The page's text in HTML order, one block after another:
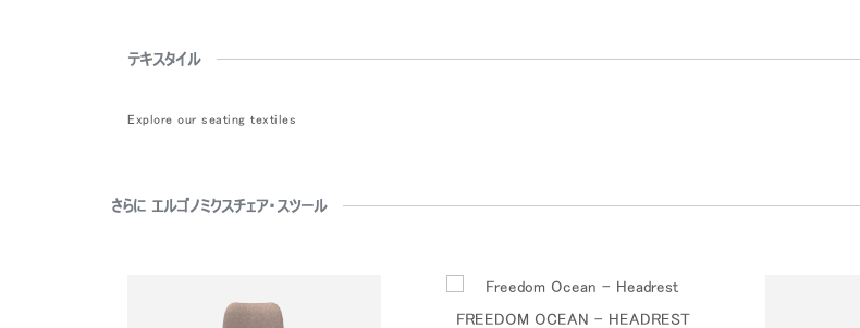
テキスタイル
Explore our seating textiles
さらに エルゴノミクスチェア・スツール
FREEDOM OCEAN - HEADREST